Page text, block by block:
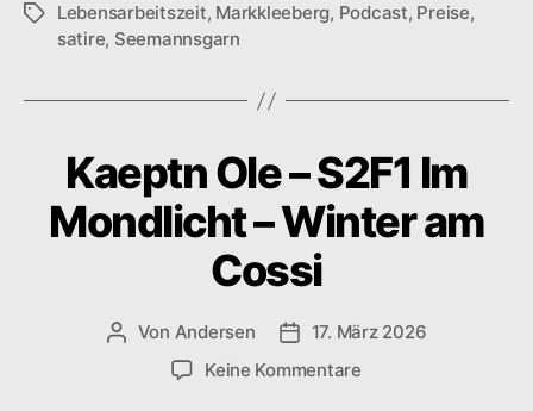
Schlagwörter
Lebensarbeitszeit, Markkleeberg, Podcast, Preise,
satire, Seemannsgarn
Kaeptn Ole – S2F1 Im
Mondlicht – Winter am
Cossi
Beitragsautor
Von Andersen Veröffentlichungsdatum
17. März 2026
Keine Kommentarezu